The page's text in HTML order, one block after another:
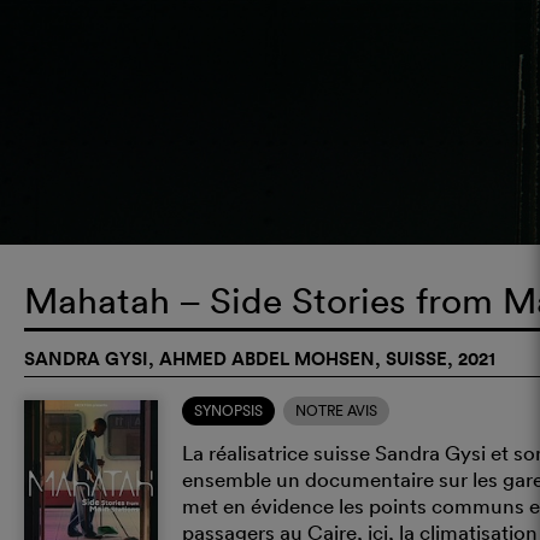
Mahatah – Side Stories from
SANDRA GYSI, AHMED ABDEL MOHSEN, SUISSE, 2021
SYNOPSIS NOTRE AVIS
La réalisatrice suisse Sandra Gysi et
ensemble un documentaire sur les
met en évidence les points communs
passagers au Caire, ici, la